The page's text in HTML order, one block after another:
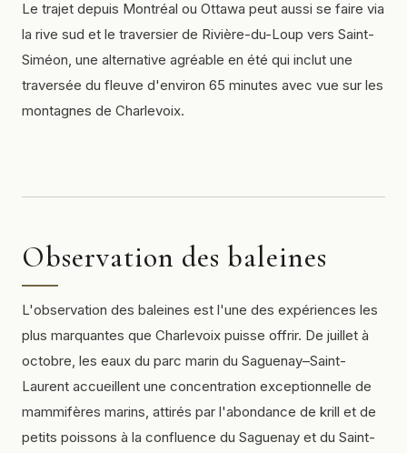
Le trajet depuis Montréal ou Ottawa peut aussi se faire via
la rive sud et le traversier de Rivière-du-Loup vers Saint-
Siméon, une alternative agréable en été qui inclut une
traversée du fleuve d'environ 65 minutes avec vue sur les
montagnes de Charlevoix.
Observation des baleines
L'observation des baleines est l'une des expériences les
plus marquantes que Charlevoix puisse offrir. De juillet à
octobre, les eaux du parc marin du Saguenay–Saint-
Laurent accueillent une concentration exceptionnelle de
mammifères marins, attirés par l'abondance de krill et de
petits poissons à la confluence du Saguenay et du Saint-